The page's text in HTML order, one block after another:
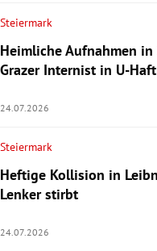
Steiermark
Heimliche Aufnahmen
Grazer Internist in U-Haft
24.07.2026
Steiermark
Heftige Kollision in
Lenker stirbt
24.07.2026